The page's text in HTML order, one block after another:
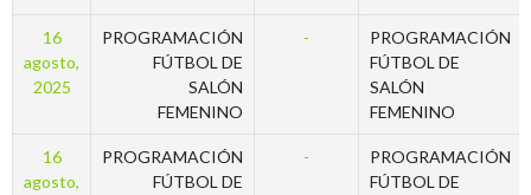
16
agosto,
2025
PROGRAMACIÓN
FÚTBOL DE
SALÓN
FEMENINO
-
PROGRAMACIÓN
FÚTBOL DE
SALÓN
FEMENINO
16
agosto,
PROGRAMACIÓN
FÚTBOL DE
-
PROGRAMACIÓN
FÚTBOL DE